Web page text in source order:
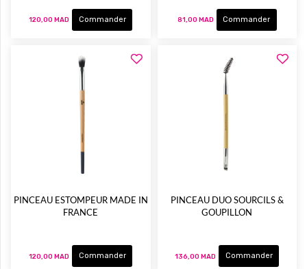
120,00 MAD Commander 81,00 MAD Commander
PINCEAU ESTOMPEUR MADE IN
FRANCE
120,00 MAD Commander
PINCEAU DUO SOURCILS &
GOUPILLON
136,00 MAD Commander